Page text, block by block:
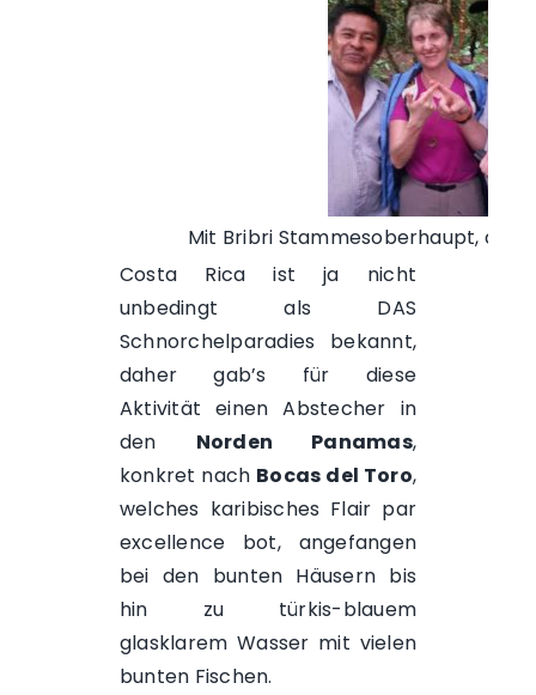
Mit Bribri Stammesoberhaupt, der
Costa Rica ist ja nicht
unbedingt als DAS
Schnorchelparadies bekannt,
daher gab’s für diese
Aktivität einen Abstecher in
den Norden Panamas,
konkret nach Bocas del Toro,
welches karibisches Flair par
excellence bot, angefangen
bei den bunten Häusern bis
hin zu türkis-blauem
glasklarem Wasser mit vielen
bunten Fischen.